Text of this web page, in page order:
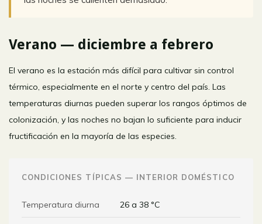
Verano — diciembre a febrero
El verano es la estación más difícil para cultivar sin control
térmico, especialmente en el norte y centro del país. Las
temperaturas diurnas pueden superar los rangos óptimos de
colonización, y las noches no bajan lo suficiente para inducir
fructificación en la mayoría de las especies.
CONDICIONES TÍPICAS — INTERIOR DOMÉSTICO
Temperatura diurna 26 a 38 °C